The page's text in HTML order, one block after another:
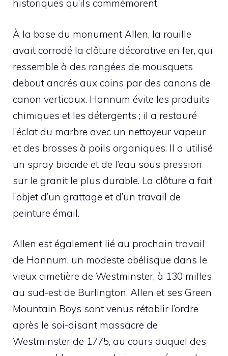
historiques qu’ils commémorent.
À la base du monument Allen, la rouille
avait corrodé la clôture décorative en fer, qui
ressemble à des rangées de mousquets
debout ancrés aux coins par des canons de
canon verticaux. Hannum évite les produits
chimiques et les détergents ; il a restauré
l’éclat du marbre avec un nettoyeur vapeur
et des brosses à poils organiques. Il a utilisé
un spray biocide et de l’eau sous pression
sur le granit le plus durable. La clôture a fait
l’objet d’un grattage et d’un travail de
peinture émail.
Allen est également lié au prochain travail
de Hannum, un modeste obélisque dans le
vieux cimetière de Westminster, à 130 milles
au sud-est de Burlington. Allen et ses Green
Mountain Boys sont venus rétablir l’ordre
après le soi-disant massacre de
Westminster de 1775, au cours duquel des